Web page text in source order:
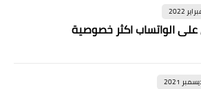
الواتساب اكثر خصوصية